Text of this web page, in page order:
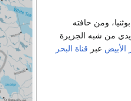
ومن حافته
من شبه الجزيرة
الأبيض عبر قناة البحر